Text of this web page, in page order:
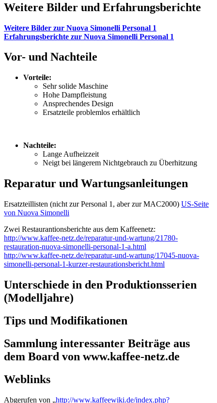
Weitere Bilder und Erfahrungsberichte
Weitere Bilder zur Nuova Simonelli Personal 1
Erfahrungsberichte zur Nuova Simonelli Personal 1
Vor- und Nachteile
Vorteile:
Sehr solide Maschine
Hohe Dampfleistung
Ansprechendes Design
Ersatzteile problemlos erhältlich
Nachteile:
Lange Aufheizzeit
Neigt bei längerem Nichtgebrauch zu Überhitzung
Reparatur und Wartungsanleitungen
Ersatzteillisten (nicht zur Personal 1, aber zur MAC2000) US-Seite
von Nuova Simonelli
Zwei Restaurantionsberichte aus dem Kaffeenetz:
http://www.kaffee-netz.de/reparatur-und-wartung/21780-
restauration-nuova-simonelli-personal-1-a.html
http://www.kaffee-netz.de/reparatur-und-wartung/17045-nuova-
simonelli-personal-1-kurzer-restaurationsbericht.html
Unterschiede in den Produktionsserien
(Modelljahre)
Tips und Modifikationen
Sammlung interessanter Beiträge aus
dem Board von www.kaffee-netz.de
Weblinks
Abgerufen von „http://www.kaffeewiki.de/index.php?